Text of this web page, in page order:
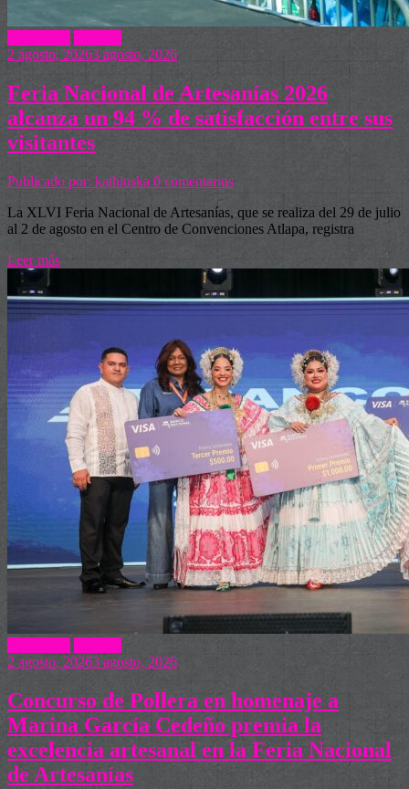
2 agosto, 20263 agosto, 2026
Feria Nacional de Artesanías 2026
alcanza un 94 % de satisfacción entre sus
visitantes
Publicado por: kathiuska 0 comentarios
La XLVI Feria Nacional de Artesanías, que se realiza del 29 de julio
al 2 de agosto en el Centro de Convenciones Atlapa, registra
Leer más
2 agosto, 20263 agosto, 2026
Concurso de Pollera en homenaje a
Marina García Cedeño premia la
excelencia artesanal en la Feria Nacional
de Artesanías